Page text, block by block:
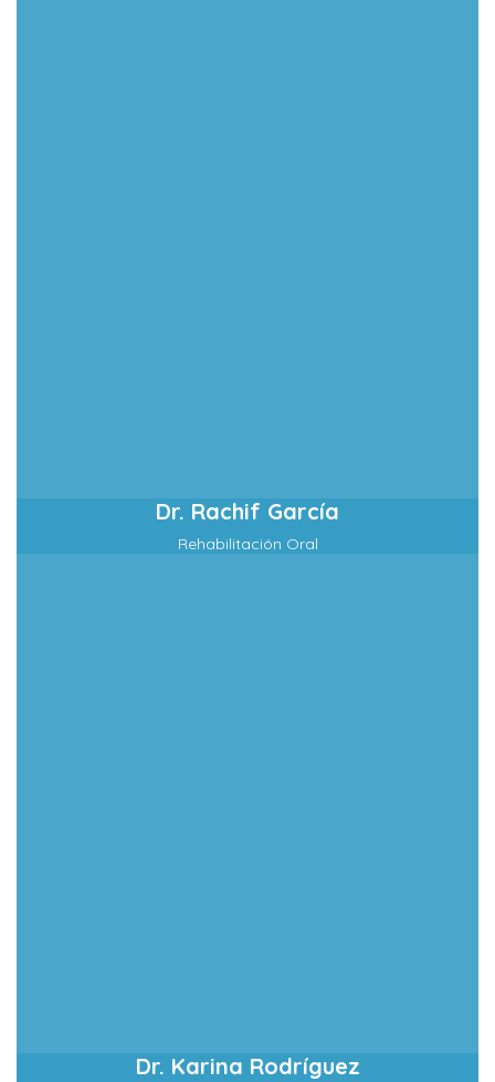
Dr. Rachif García
Rehabilitación Oral
Dr. Karina Rodríguez